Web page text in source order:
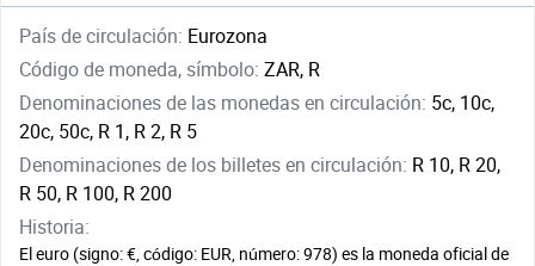
País de circulación: Eurozona
Código de moneda, símbolo: ZAR, R
Denominaciones de las monedas en circulación: 5c, 10c,
20c, 50c, R 1, R 2, R 5
Denominaciones de los billetes en circulación: R 10, R 20,
R 50, R 100, R 200
Historia:
El euro (signo: €, código: EUR, número: 978) es la moneda oficial de